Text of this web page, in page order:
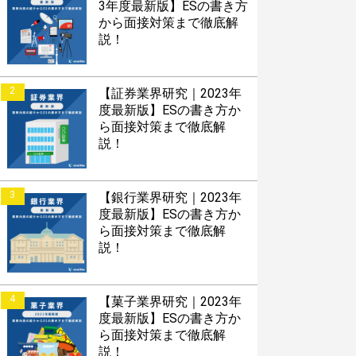
3年度最新版】ESの書き方
から面接対策まで徹底解
説！
2
【証券業界研究｜2023年
度最新版】ESの書き方か
ら面接対策まで徹底解
説！
3
【銀行業界研究｜2023年
度最新版】ESの書き方か
ら面接対策まで徹底解
説！
4
【菓子業界研究｜2023年
度最新版】ESの書き方か
ら面接対策まで徹底解
説！